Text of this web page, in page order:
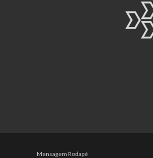
Mensagem Rodapé